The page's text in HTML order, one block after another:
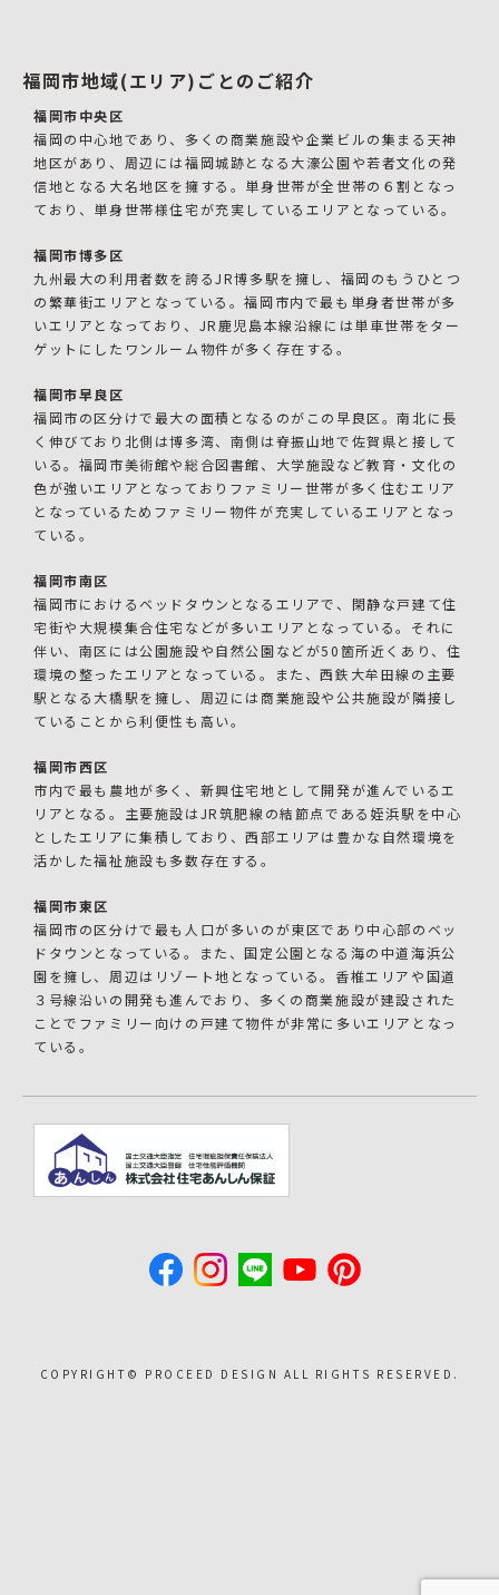
福岡市地域(エリア)ごとのご紹介
福岡市中央区
福岡の中心地であり、多くの商業施設や企業ビルの集まる天神
地区があり、周辺には福岡城跡となる大濠公園や若者文化の発
信地となる大名地区を擁する。単身世帯が全世帯の６割となっ
ており、単身世帯様住宅が充実しているエリアとなっている。
福岡市博多区
九州最大の利用者数を誇るJR博多駅を擁し、福岡のもうひとつ
の繁華街エリアとなっている。福岡市内で最も単身者世帯が多
いエリアとなっており、JR鹿児島本線沿線には単車世帯をター
ゲットにしたワンルーム物件が多く存在する。
福岡市早良区
福岡市の区分けで最大の面積となるのがこの早良区。南北に長
く伸びており北側は博多湾、南側は脊振山地で佐賀県と接して
いる。福岡市美術館や総合図書館、大学施設など教育・文化の
色が強いエリアとなっておりファミリー世帯が多く住むエリア
となっているためファミリー物件が充実しているエリアとなっ
ている。
福岡市南区
福岡市におけるベッドタウンとなるエリアで、閑静な戸建て住
宅街や大規模集合住宅などが多いエリアとなっている。それに
伴い、南区には公園施設や自然公園などが50箇所近くあり、住
環境の整ったエリアとなっている。また、西鉄大牟田線の主要
駅となる大橋駅を擁し、周辺には商業施設や公共施設が隣接し
ていることから利便性も高い。
福岡市西区
市内で最も農地が多く、新興住宅地として開発が進んでいるエ
リアとなる。主要施設はJR筑肥線の結節点である姪浜駅を中心
としたエリアに集積しており、西部エリアは豊かな自然環境を
活かした福祉施設も多数存在する。
福岡市東区
福岡市の区分けで最も人口が多いのが東区であり中心部のベッ
ドタウンとなっている。また、国定公園となる海の中道海浜公
園を擁し、周辺はリゾート地となっている。香椎エリアや国道
３号線沿いの開発も進んでおり、多くの商業施設が建設された
ことでファミリー向けの戸建て物件が非常に多いエリアとなっ
ている。
COPYRIGHT©︎ PROCEED DESIGN ALL RIGHTS RESERVED.